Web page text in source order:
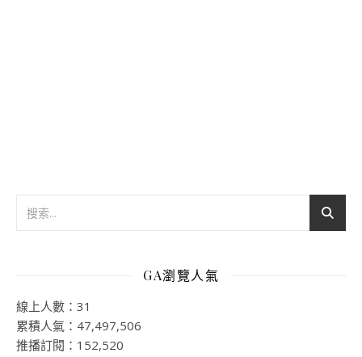
GA瀏覽人氣
線上人數：31
累積人氣：47,497,506
推播訂閱：152,520